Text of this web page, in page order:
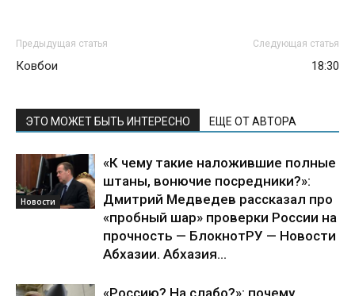
Предыдущая статья
Ковбои
Следующая статья
18:30
ЭТО МОЖЕТ БЫТЬ ИНТЕРЕСНО ЕЩЕ ОТ АВТОРА
Новости
«К чему такие наложившие полные
штаны, вонючие посредники?»:
Дмитрий Медведев рассказал про
«пробный шар» проверки России на
прочность — БлокнотРУ — Новости
Абхазии. Абхазия...
«Россию? На слабо?»: почему